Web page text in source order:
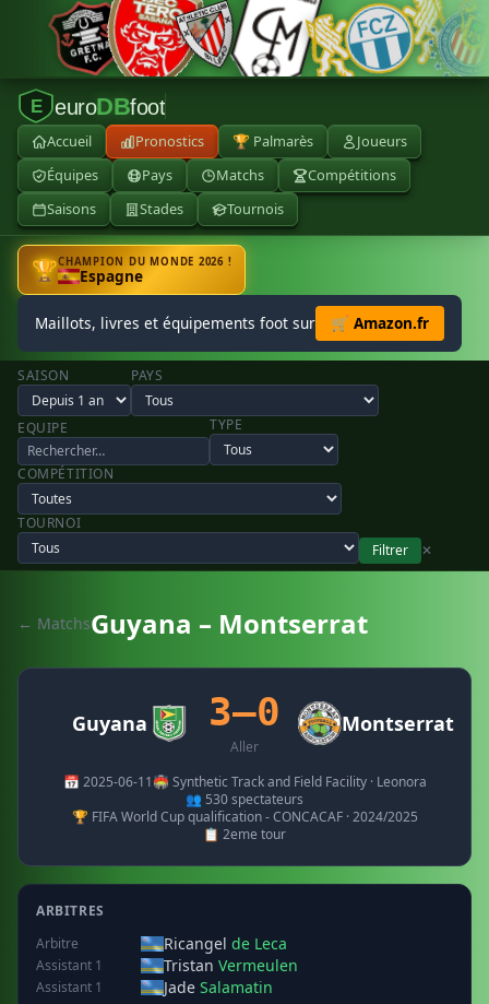
E euroDBfoot
Accueil Pronostics 🏆 Palmarès
Joueurs
Équipes
Pays Matchs
Compétitions
Saisons
Stades Tournois
🏆CHAMPION DU MONDE 2026 !
Espagne
Maillots, livres et équipements foot sur 🛒 Amazon.fr
SAISON PAYS
EQUIPE TYPE
COMPÉTITION
TOURNOI
Filtrer
✕
← MatchsGuyana – Montserrat
Guyana 3–0
Aller
Montserrat
📅 2025-06-11🏟️ Synthetic Track and Field Facility · Leonora
👥 530 spectateurs
🏆 FIFA World Cup qualification - CONCACAF · 2024/2025
📋 2eme tour
ARBITRES
Arbitre
Ricangel de Leca
Assistant 1 Tristan Vermeulen
Assistant 1 Jade Salamatin